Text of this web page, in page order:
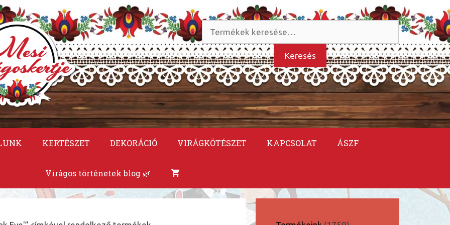
Keresés
a
következőre:
Keresés
KERTÉSZET DEKORÁCIÓ VIRÁGKÖTÉSZET KAPCSOLAT ÁSZF
Virágos történetek blog 🌿